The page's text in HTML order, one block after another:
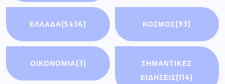
ΕΛΛΑΔΑ(5436) ΚΟΣΜΟΣ(93)
ΟΙΚΟΝΟΜΊΑ(3)
ΣΗΜΑΝΤΙΚΈΣ
ΕΙΔΉΣΕΙΣ(114)